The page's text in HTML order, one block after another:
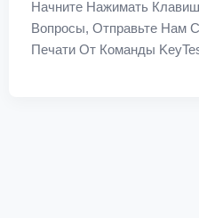
Начните Нажимать
Вопросы, Отправьте Нам
Печати От Команды